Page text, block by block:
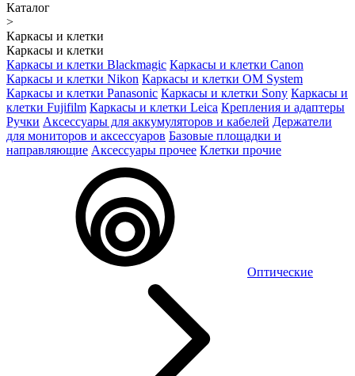
Каталог
>
Каркасы и клетки
Каркасы и клетки
Каркасы и клетки Blackmagic Каркасы и клетки Canon
Каркасы и клетки Nikon Каркасы и клетки OM System
Каркасы и клетки Panasonic Каркасы и клетки Sony Каркасы и
клетки Fujifilm Каркасы и клетки Leica Крепления и адаптеры
Ручки Аксессуары для аккумуляторов и кабелей Держатели
для мониторов и аксессуаров Базовые площадки и
направляющие Аксессуары прочее Клетки прочие
Оптические